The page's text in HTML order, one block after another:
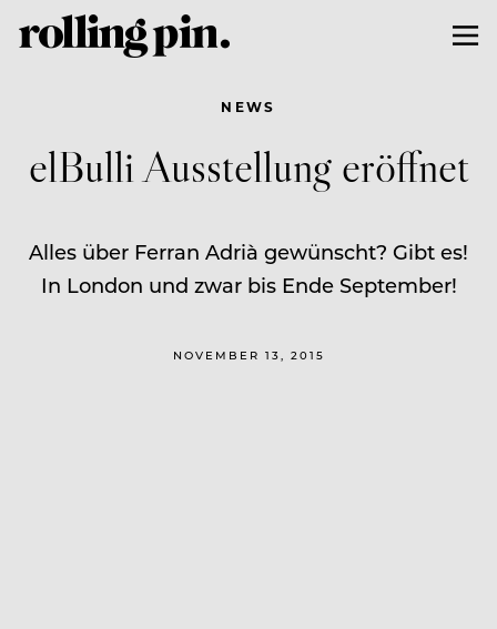
NEWS
elBulli Ausstellung eröffnet
Alles über Ferran Adrià gewünscht? Gibt es!
In London und zwar bis Ende September!
NOVEMBER 13, 2015